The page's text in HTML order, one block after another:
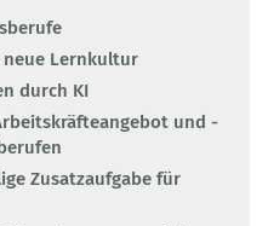
neue Lernkultur
durch KI
und -
Zusatzaufgabe für